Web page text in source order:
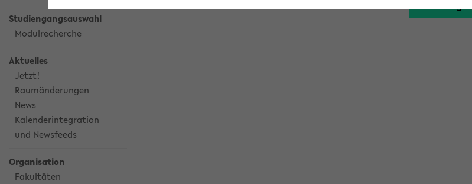
Studiengangsauswahl
Modulrecherche
Aktuelles
Jetzt!
Raumänderungen
News
Kalenderintegration
und Newsfeeds
Organisation
Fakultäten